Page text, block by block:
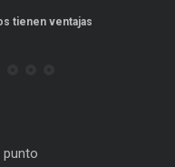
punto